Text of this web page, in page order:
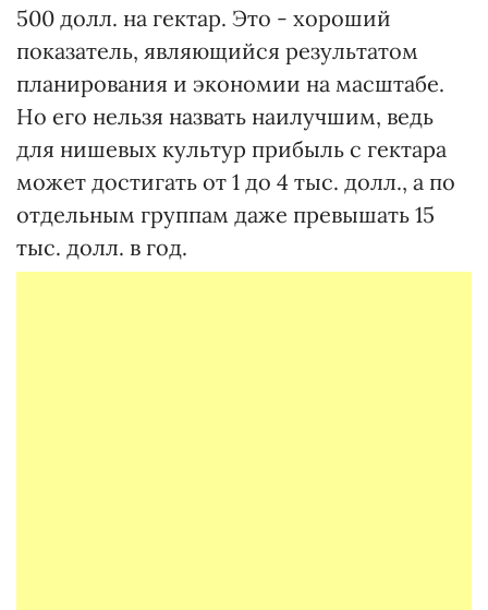
500 долл. на гектар. Это - хороший
показатель, являющийся результатом
планирования и экономии на масштабе.
Но его нельзя назвать наилучшим, ведь
для нишевых культур прибыль с гектара
может достигать от 1 до 4 тыс. долл., а по
отдельным группам даже превышать 15
тыс. долл. в год.